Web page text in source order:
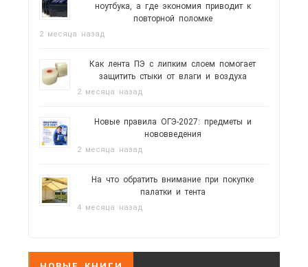
ноутбука, а где экономия приводит к
повторной поломке
2 месяца назад
Как лента ПЭ с липким слоем помогает
защитить стыки от влаги и воздуха
2 месяца назад
Новые правила ОГЭ-2027: предметы и
нововведения
2 месяца назад
На что обратить внимание при покупке
палатки и тента
4 месяца назад